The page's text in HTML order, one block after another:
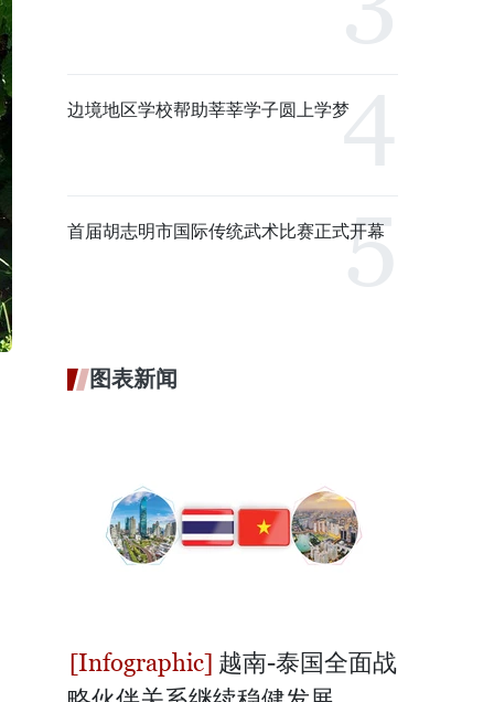
边境地区学校帮助莘莘学子圆上学梦
首届胡志明市国际传统武术比赛正式开幕
图表新闻
越南-泰国全面战